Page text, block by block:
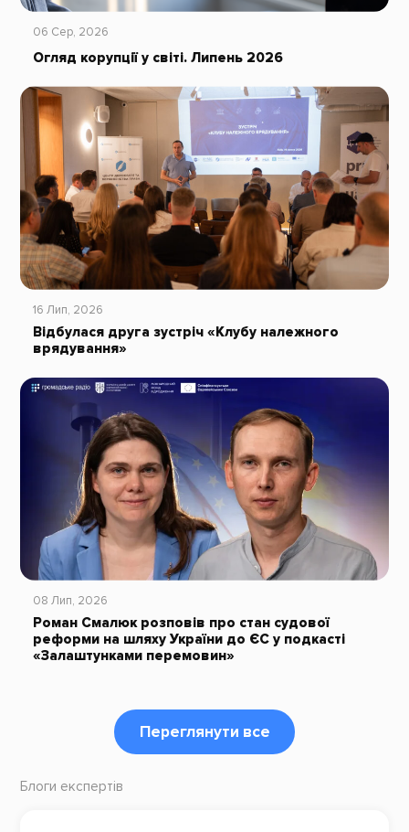
06 Сер, 2026
Огляд корупції у світі. Липень 2026
16 Лип, 2026
Відбулася друга зустріч «Клубу належного
врядування»
08 Лип, 2026
Роман Смалюк розповів про стан судової
реформи на шляху України до ЄС у подкасті
«Залаштунками перемовин»
Переглянути все
Блоги експертів